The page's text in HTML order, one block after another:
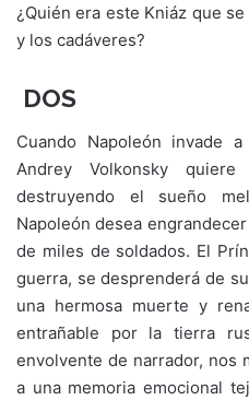
¿Quién era este Kniáz que
y los cadáveres?
DOS
Cuando Napoleón invade
Andrey Volkonsky
destruyendo el sueño
Napoleón desea
de miles de soldados. El
guerra, se desprenderá de
una hermosa muerte y
entrañable por la tierra
envolvente de narrador, nos
a una memoria emocional